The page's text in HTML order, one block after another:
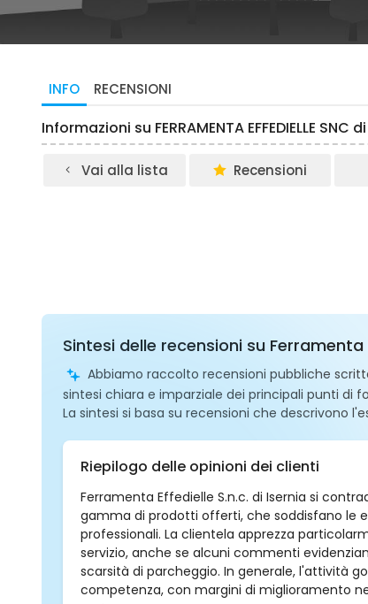
INFO RECENSIONI
Informazioni su FERRAMENTA EFFEDIELLE SNC
Vai alla lista Recensioni
Sintesi delle recensioni su Ferramenta
Abbiamo raccolto recensioni pubbliche
sintesi chiara e imparziale dei principali punti di
La sintesi si basa su recensioni che descrivono
Riepilogo delle opinioni dei clienti
Ferramenta Effedielle S.n.c. di Isernia si
gamma di prodotti offerti, che soddisfano le
professionali. La clientela apprezza
servizio, anche se alcuni commenti
scarsità di parcheggio. In generale, l'attività
competenza, con margini di miglioramento